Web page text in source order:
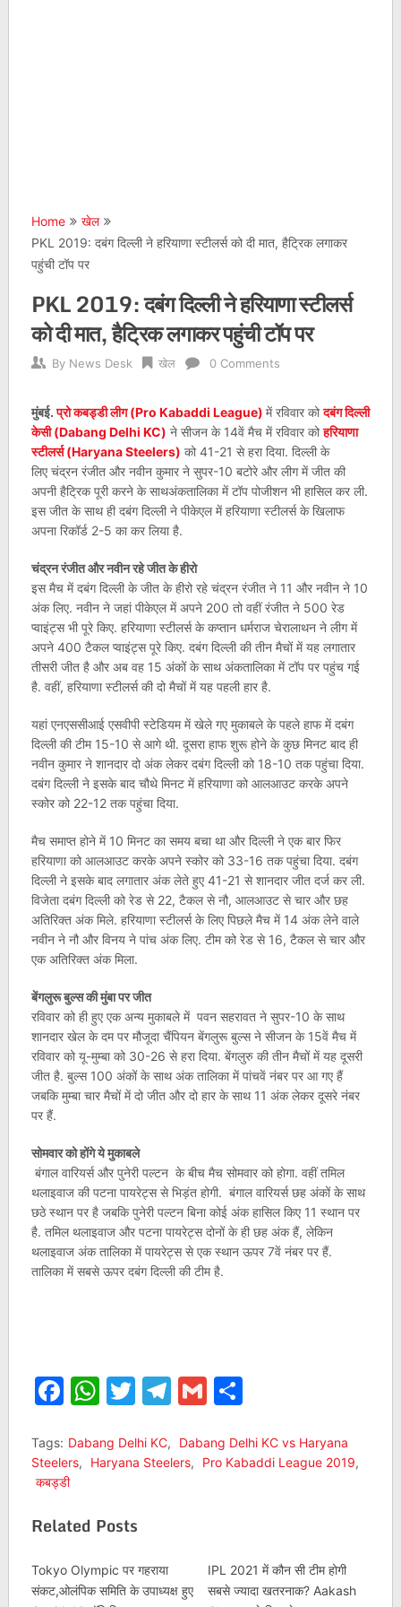
Home
खेल
PKL 2019: दबंग दिल्ली ने हरियाणा स्टीलर्स को दी मात, हैट्रिक लगाकर
पहुंची टॉप पर
PKL 2019: दबंग दिल्ली ने हरियाणा स्टीलर्स
को दी मात, हैट्रिक लगाकर पहुंची टॉप पर
By News Desk खेल 0 Comments
मुंबई.प्रो कबड्डी लीग (Pro Kabaddi League) में रविवार कोदबंग दिल्ली
केसी (Dabang Delhi KC) ने सीजन के 14वें मैच में रविवार कोहरियाणा
स्टीलर्स (Haryana Steelers) को 41-21 से हरा दिया. दिल्ली के
लिए चंद्रन रंजीत और नवीन कुमार ने सुपर-10 बटोरे और लीग में जीत की
अपनी हैट्रिक पूरी करने के साथअंकतालिका में टॉप पोजीशन भी हासिल कर ली.
इस जीत के साथ ही दबंग दिल्ली ने पीकेएल में हरियाणा स्टीलर्स के खिलाफ
अपना रिकॉर्ड 2-5 का कर लिया है.
चंद्रन रंजीत और नवीन रहे जीत के हीरो
इस मैच में दबंग दिल्ली के जीत के हीरो रहे चंद्रन रंजीत ने 11 और नवीन ने 10
अंक लिए. नवीन ने जहां पीकेएल में अपने 200 तो वहीं रंजीत ने 500 रेड
प्वाइंट्स भी पूरे किए. हरियाणा स्टीलर्स के कप्तान धर्मराज चेरालाथन ने लीग में
अपने 400 टैकल प्वाइंट्स पूरे किए. दबंग दिल्ली की तीन मैचों में यह लगातार
तीसरी जीत है और अब वह 15 अंकों के साथ अंकतालिका में टॉप पर पहुंच गई
है. वहीं, हरियाणा स्टीलर्स की दो मैचों में यह पहली हार है.
यहां एनएससीआई एसवीपी स्टेडियम में खेले गए मुकाबले के पहले हाफ में दबंग
दिल्ली की टीम 15-10 से आगे थी. दूसरा हाफ शुरू होने के कुछ मिनट बाद ही
नवीन कुमार ने शानदार दो अंक लेकर दबंग दिल्ली को 18-10 तक पहुंचा दिया.
दबंग दिल्ली ने इसके बाद चौथे मिनट में हरियाणा को आलआउट करके अपने
स्कोर को 22-12 तक पहुंचा दिया.
मैच समाप्त होने में 10 मिनट का समय बचा था और दिल्ली ने एक बार फिर
हरियाणा को आलआउट करके अपने स्कोर को 33-16 तक पहुंचा दिया. दबंग
दिल्ली ने इसके बाद लगातार अंक लेते हुए 41-21 से शानदार जीत दर्ज कर ली.
विजेता दबंग दिल्ली को रेड से 22, टैकल से नौ, आलआउट से चार और छह
अतिरिक्त अंक मिले. हरियाणा स्टीलर्स के लिए पिछले मैच में 14 अंक लेने वाले
नवीन ने नौ और विनय ने पांच अंक लिए. टीम को रेड से 16, टैकल से चार और
एक अतिरिक्त अंक मिला.
बेंगलुरू बुल्स की मुंबा पर जीत
रविवार को ही हुए एक अन्य मुकाबले में पवन सहरावत ने सुपर-10 के साथ
शानदार खेल के दम पर मौजूदा चैंपियन बेंगलुरू बुल्स ने सीजन के 15वें मैच में
रविवार को यू-मुम्बा को 30-26 से हरा दिया. बेंगलुरु की तीन मैचों में यह दूसरी
जीत है. बुल्स 100 अंकों के साथ अंक तालिका में पांचवें नंबर पर आ गए हैं
जबकि मुम्बा चार मैचों में दो जीत और दो हार के साथ 11 अंक लेकर दूसरे नंबर
पर हैं.
सोमवार को होंगे ये मुकाबले
बंगाल वारियर्स और पुनेरी पल्टन के बीच मैच सोमवार को होगा. वहीं तमिल
थलाइवाज की पटना पायरेट्स से भिड़ंत होगी. बंगाल वारियर्स छह अंकों के साथ
छठे स्थान पर है जबकि पुनेरी पल्टन बिना कोई अंक हासिल किए 11 स्थान पर
है. तमिल थलाइवाज और पटना पायरेट्स दोनों के ही छह अंक हैं, लेकिन
थलाइवाज अंक तालिका में पायरेट्स से एक स्थान ऊपर 7वें नंबर पर हैं.
तालिका में सबसे ऊपर दबंग दिल्ली की टीम है.
Facebook
WhatsApp
Twitter
Telegram
GmailShare
Tags: Dabang Delhi KC,
Dabang Delhi KC vs Haryana
Steelers, Haryana Steelers, Pro Kabaddi League 2019,
कबड्डी
Related Posts
Tokyo Olympic पर गहराया
संकट,ओलंपिक समिति के उपाध्यक्ष हुए
IPL 2021 में कौन सी टीम होगी
सबसे ज्यादा खतरनाक? Aakash